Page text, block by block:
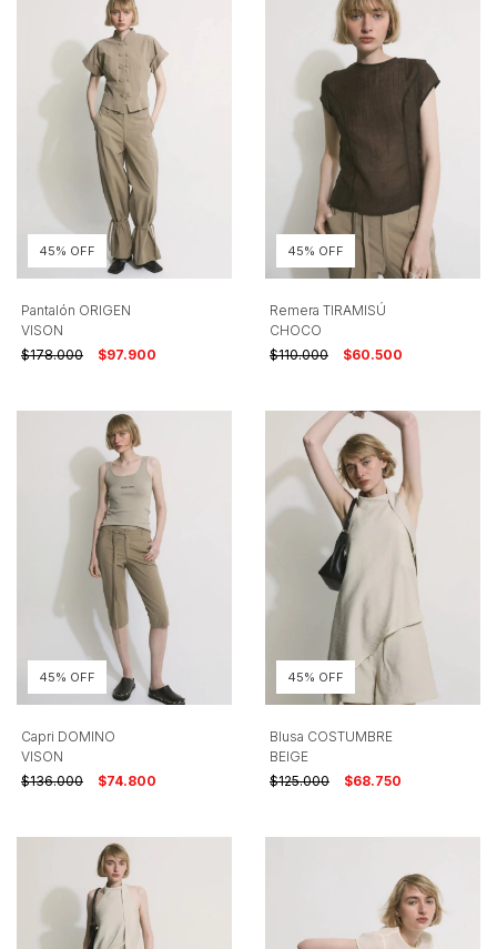
45% OFF
Pantalón ORIGEN
VISON
$178.000
$97.900
45% OFF
Remera TIRAMISÚ
CHOCO
$110.000
$60.500
45% OFF
Capri DOMINO
VISON
$136.000
$74.800
45% OFF
Blusa COSTUMBRE
BEIGE
$125.000
$68.750